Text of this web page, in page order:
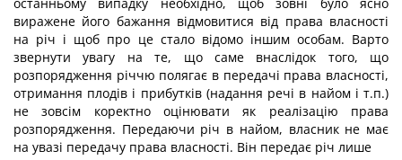
виражене його бажання відмовитися від права власності
на річ і щоб про це стало відомо іншим особам. Варто
звернути увагу на те, що саме внаслідок того, що
розпорядження річчю полягає в передачі права власності,
отримання плодів і прибутків (надання речі в найом і т.п.)
не зовсім коректно оцінювати як реалізацію права
розпорядження. Передаючи річ в найом, власник не має
на увазі передачу права власності. Він передає річ лише